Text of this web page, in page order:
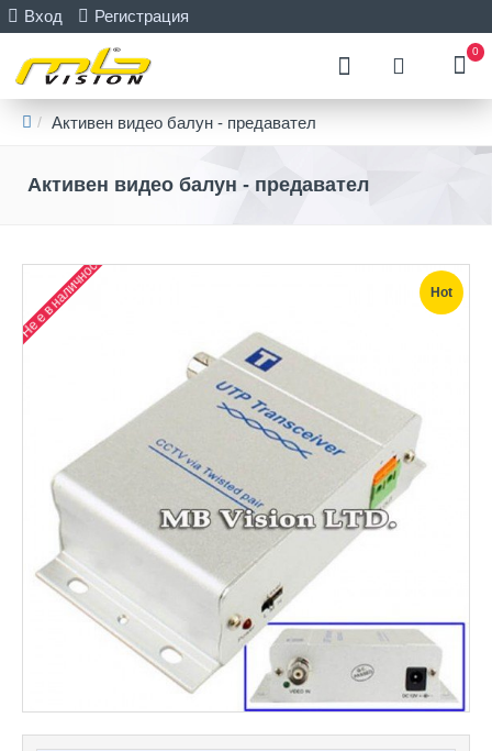
Вход Регистрация
0
Активен видео балун - предавател
Активен видео балун - предавател
Hot
Не е в наличност